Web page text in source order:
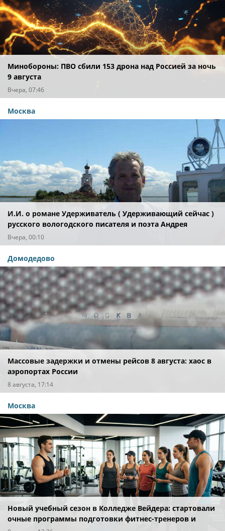
Минобороны: ПВО сбили 153 дрона над Россией за ночь
9 августа
Вчера, 07:46
Москва
И.И. о романе Удерживатель ( Удерживающий сейчас )
русского вологодского писателя и поэта Андрея
Малышева ( роман опубликован в 2016 г. )
Вчера, 00:10
Домодедово
Массовые задержки и отмены рейсов 8 августа: хаос в
аэропортах России
8 августа, 17:14
Москва
Новый учебный сезон в Колледже Вейдера: стартовали
очные программы подготовки фитнес-тренеров и
специалистов индустрии здоровья